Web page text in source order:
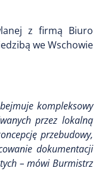
z firmą Biuro
we Wschowie
kompleksowy
przez lokalną
przebudowy,
dokumentacji
–mówi Burmistrz